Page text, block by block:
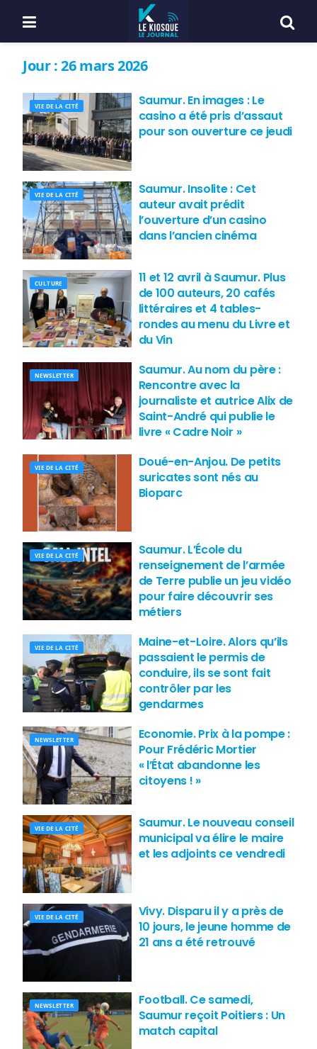
Jour :26 mars 2026
VIE DE LA CITÉ
Saumur. En images : Le
casino a été pris d’assaut
pour son ouverture ce jeudi
VIE DE LA CITÉ
Saumur. Insolite : Cet
auteur avait prédit
l’ouverture d’un casino
dans l’ancien cinéma
CULTURE
11 et 12 avril à Saumur. Plus
de 100 auteurs, 20 cafés
littéraires et 4 tables-
rondes au menu du Livre et
du Vin
NEWSLETTER
Saumur. Au nom du père :
Rencontre avec la
journaliste et autrice Alix de
Saint-André qui publie le
livre « Cadre Noir »
VIE DE LA CITÉ
Doué-en-Anjou. De petits
suricates sont nés au
Bioparc
VIE DE LA CITÉ
Saumur. L’École du
renseignement de l’armée
de Terre publie un jeu vidéo
pour faire découvrir ses
métiers
VIE DE LA CITÉ
Maine-et-Loire. Alors qu’ils
passaient le permis de
conduire, ils se sont fait
contrôler par les
gendarmes
NEWSLETTER
Economie. Prix à la pompe :
Pour Frédéric Mortier
« l’État abandonne les
citoyens ! »
VIE DE LA CITÉ
Saumur. Le nouveau conseil
municipal va élire le maire
et les adjoints ce vendredi
VIE DE LA CITÉ
Vivy. Disparu il y a près de
10 jours, le jeune homme de
21 ans a été retrouvé
NEWSLETTER
Football. Ce samedi,
Saumur reçoit Poitiers : Un
match capital